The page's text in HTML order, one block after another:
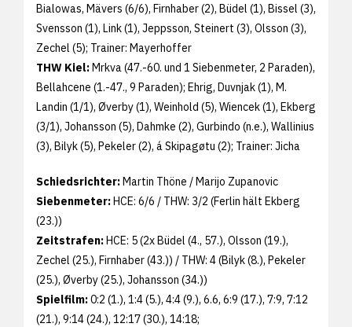
Bialowas, Mävers (6/6), Firnhaber (2), Büdel (1), Bissel (3),
Svensson (1), Link (1), Jeppsson, Steinert (3), Olsson (3),
Zechel (5); Trainer: Mayerhoffer
THW Kiel:Mrkva (47.-60. und 1 Siebenmeter, 2 Paraden),
Bellahcene (1.-47., 9 Paraden); Ehrig, Duvnjak (1), M.
Landin (1/1), Øverby (1), Weinhold (5), Wiencek (1), Ekberg
(3/1), Johansson (5), Dahmke (2), Gurbindo (n.e.), Wallinius
(3), Bilyk (5), Pekeler (2), á Skipagøtu (2); Trainer: Jicha
Schiedsrichter:Martin Thöne / Marijo Zupanovic
Siebenmeter:HCE: 6/6 / THW: 3/2 (Ferlin hält Ekberg
(23.))
Zeitstrafen:HCE: 5 (2x Büdel (4., 57.), Olsson (19.),
Zechel (25.), Firnhaber (43.)) / THW: 4 (Bilyk (8.), Pekeler
(25.), Øverby (25.), Johansson (34.))
Spielfilm:0:2 (1.), 1:4 (5.), 4:4 (9.), 6.6, 6:9 (17.), 7:9, 7:12
(21.), 9:14 (24.), 12:17 (30.), 14:18;